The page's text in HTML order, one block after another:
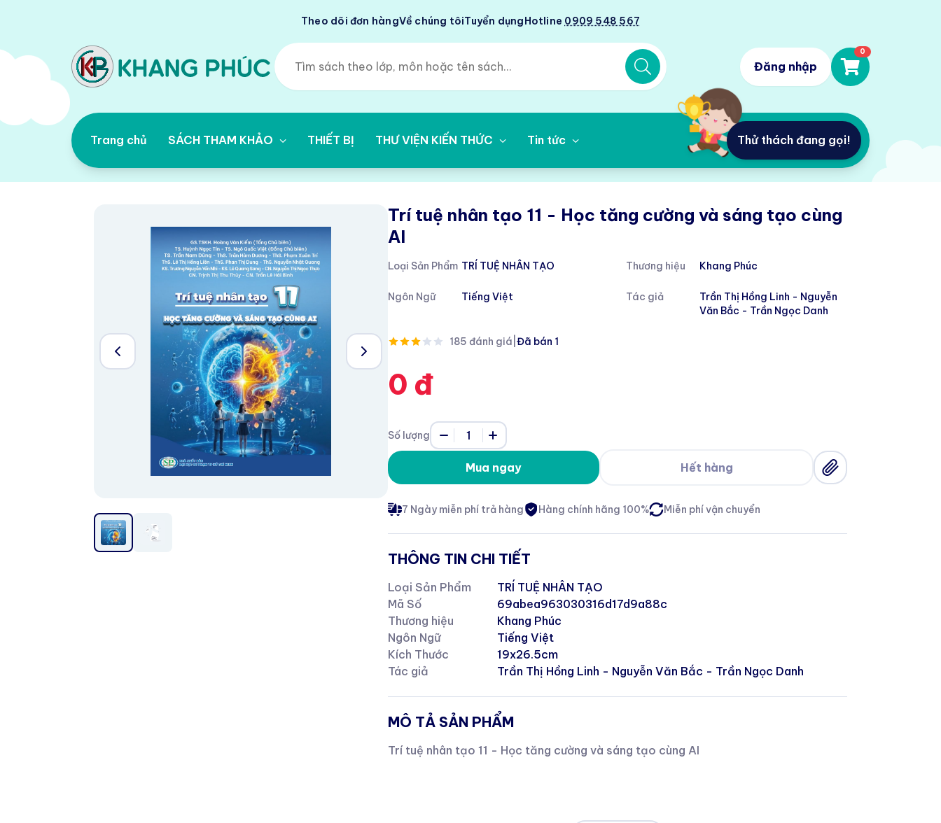
Theo dõi đơn hàngVề chúng tôiTuyển dụngHotline 0909 548 567
Đăng nhập
0
Trang chủ SÁCH THAM KHẢO THIẾT BỊ THƯ VIỆN KIẾN THỨC Tin tức Thử thách đang gọi!
Trí tuệ nhân tạo 11 - Học tăng cường và sáng tạo cùng
AI
Loại Sản Phẩm TRÍ TUỆ NHÂN TẠO Thương hiệu Khang Phúc
Ngôn Ngữ Tiếng Việt Tác giả
Trần Thị Hồng Linh - Nguyễn
Văn Bắc - Trần Ngọc Danh
185 đánh giá Đã bán 1
0 đ
Số lượng 1
Mua ngay Hết hàng
7 Ngày miễn phí trả hàng Hàng chính hãng 100% Miễn phí vận chuyển
THÔNG TIN CHI TIẾT
Loại Sản Phẩm
TRÍ TUỆ NHÂN TẠO
Mã Số
69abea963030316d17d9a88c
Thương hiệu
Khang Phúc
Ngôn Ngữ
Tiếng Việt
Kích Thước
19x26.5cm
Tác giả
Trần Thị Hồng Linh - Nguyễn Văn Bắc - Trần Ngọc Danh
MÔ TẢ SẢN PHẨM
Trí tuệ nhân tạo 11 - Học tăng cường và sáng tạo cùng AI